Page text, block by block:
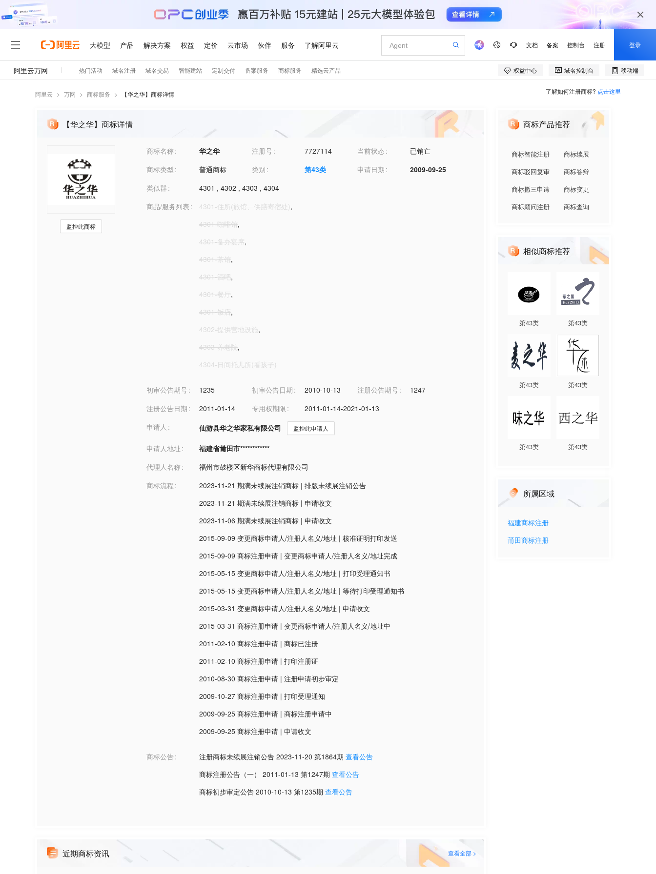
阿里云 > 万网 > 商标服务 > 【华之华】商标详情 了解如何注册商标? 点击这里
【华之华】商标详情
监控此商标
商标名称 华之华 注册号 7727114 当前状态
已销亡
商标类型
普通商标 类别 第43类 申请日期
2009-09-25
类似群
4301 , 4302 , 4303 , 4304
商品/服务列表
4301-住所(旅馆、供膳寄宿处),
4301-咖啡馆,
4301-备办宴席,
4301-茶馆,
4301-酒吧,
4301-餐厅,
4301-饭店,
4302-提供营地设施,
4303-养老院,
4304-日间托儿所(看孩子)
初审公告期号 1235 初审公告日期 2010-10-13 注册公告期号
1247
注册公告日期
2011-01-14 专用权期限
2011-01-14-2021-01-13
申请人
仙游县华之华家私有限公司 监控此申请人
申请人地址
福建省莆田市************
代理人名称
福州市鼓楼区新华商标代理有限公司
商标流程
2023-11-21 期满未续展注销商标 | 排版未续展注销公告
2023-11-21 期满未续展注销商标 | 申请收文
2023-11-06 期满未续展注销商标 | 申请收文
2015-09-09 变更商标申请人/注册人名义/地址 | 核准证明打印发送
2015-09-09 商标注册申请 | 变更商标申请人/注册人名义/地址完成
2015-05-15 变更商标申请人/注册人名义/地址 | 打印受理通知书
2015-05-15 变更商标申请人/注册人名义/地址 | 等待打印受理通知书
2015-03-31 变更商标申请人/注册人名义/地址 | 申请收文
2015-03-31 商标注册申请 | 变更商标申请人/注册人名义/地址中
2011-02-10 商标注册申请 | 商标已注册
2011-02-10 商标注册申请 | 打印注册证
2010-08-30 商标注册申请 | 注册申请初步审定
2009-10-27 商标注册申请 | 打印受理通知
2009-09-25 商标注册申请 | 商标注册申请中
2009-09-25 商标注册申请 | 申请收文
商标公告 注册商标未续展注销公告 2023-11-20 第1864期 查看公告
商标注册公告（一）
2011-01-13 第1247期 查看公告
商标初步审定公告 2010-10-13 第1235期 查看公告
近期商标资讯 查看全部 >
商标产品推荐
商标智能注册
商标续展
商标驳回复审
商标答辩
商标撤三申请
商标变更
商标顾问注册
商标查询
相似商标推荐
第43类 第43类
第43类 第43类
第43类 第43类
所属区域
福建商标注册
莆田 商标注册